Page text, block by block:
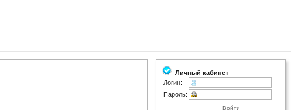
Личный кабинет
Логин:
Пароль: